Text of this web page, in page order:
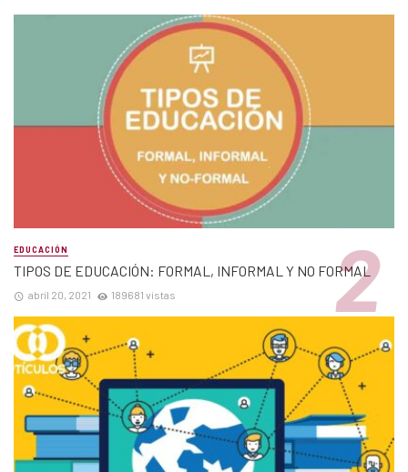
EDUCACIÓN
TIPOS DE EDUCACIÓN: FORMAL, INFORMAL Y NO FORMAL
abril 20, 2021 189681 vistas